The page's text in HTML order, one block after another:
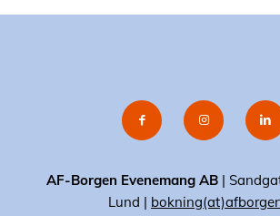
AF-Borgen Evenemang AB|
Lund |